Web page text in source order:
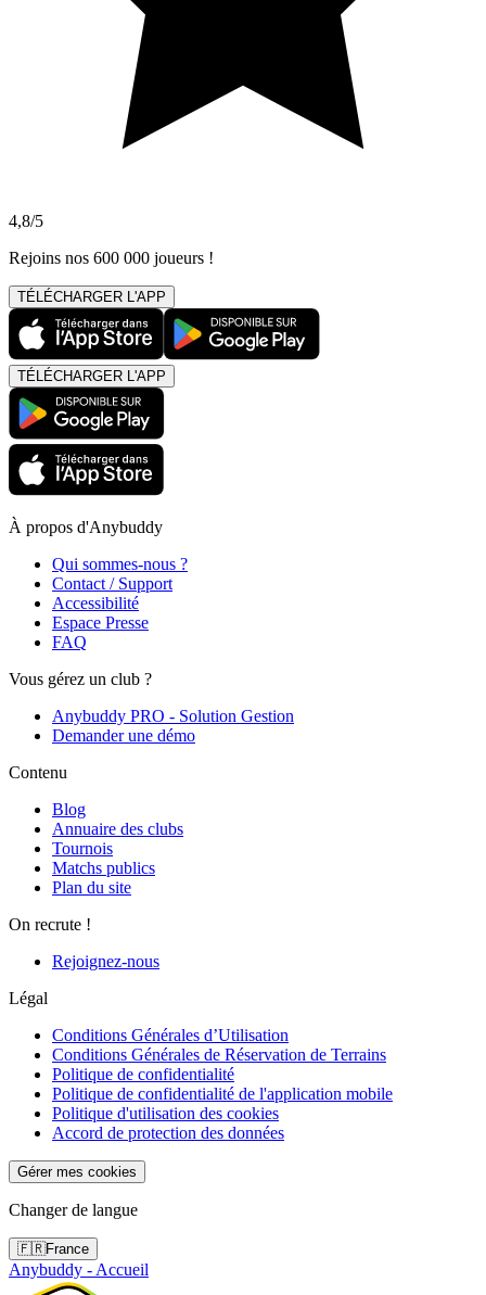
4,8/5
Rejoins nos 600 000 joueurs !
TÉLÉCHARGER L'APP
TÉLÉCHARGER L'APP
À propos d'Anybuddy
Qui sommes-nous ?
Contact / Support
Accessibilité
Espace Presse
FAQ
Vous gérez un club ?
Anybuddy PRO - Solution Gestion
Demander une démo
Contenu
Blog
Annuaire des clubs
Tournois
Matchs publics
Plan du site
On recrute !
Rejoignez-nous
Légal
Conditions Générales d’Utilisation
Conditions Générales de Réservation de Terrains
Politique de confidentialité
Politique de confidentialité de l'application mobile
Politique d'utilisation des cookies
Accord de protection des données
Gérer mes cookies
Changer de langue
🇫🇷France
Anybuddy - Accueil